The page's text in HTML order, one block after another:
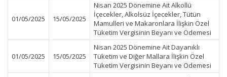
01/05/2025 15/05/2025
Nisan 2025 Dönemine Ait Alkollü
İçecekler, Alkolsüz İçecekler, Tütün
Mamulleri ve Makaronlara İlişkin Özel
Tüketim Vergisinin Beyanı ve Ödemesi
01/05/2025 15/05/2025
Nisan 2025 Dönemine Ait Dayanıklı
Tüketim ve Diğer Mallara İlişkin Özel
Tüketim Vergisinin Beyanı ve Ödemesi